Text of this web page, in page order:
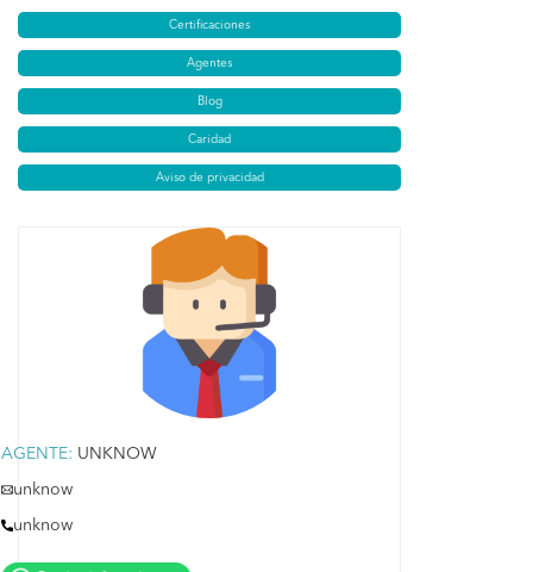
Certificaciones
Agentes
Blog
Caridad
Aviso de privacidad
AGENTE: UNKNOW
unknow
unknow